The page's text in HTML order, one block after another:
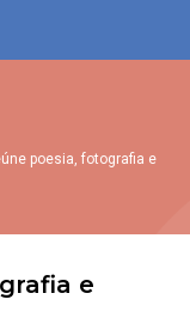
poesia, fotografia e
e